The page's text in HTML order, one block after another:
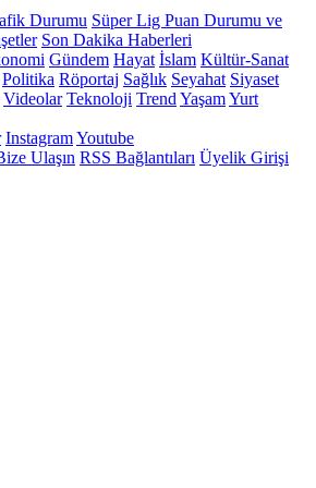
Durumu Süper Lig Puan Durumu ve
Son Dakika Haberleri
Gündem Hayat İslam Kültür-Sanat
Politika Röportaj Sağlık Seyahat Siyaset
Videolar Teknoloji Trend YaşamYurt
InstagramYoutube
Ulaşın RSS Bağlantıları Üyelik Girişi